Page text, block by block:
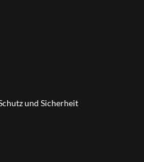
und Sicherheit